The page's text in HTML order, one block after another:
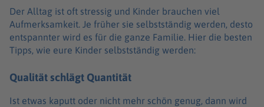
Der Alltag ist oft stres­sig und Kinder brau­chen viel
Aufmerk­sam­keit. Je früher sie selbst­stän­dig werden, desto
entspann­ter wird es für die ganze Fami­lie. Hier die besten
Tipps, wie eure Kinder selbst­stän­dig werden:
Qualität schlägt Quantität
Ist etwas kaputt oder nicht mehr schön genug, dann wird